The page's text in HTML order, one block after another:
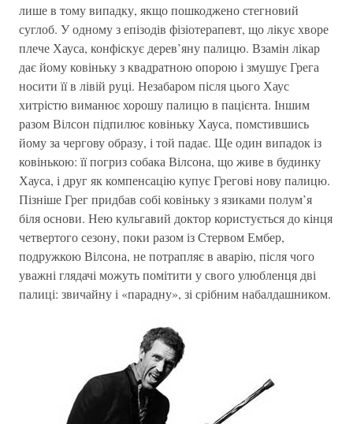
лише в тому випадку, якщо пошкоджено стегновий
суглоб. У одному з епізодів фізіотерапевт, що лікує хворе
плече Хауса, конфіскує дерев’яну палицю. Взамін лікар
дає йому ковіньку з квадратною опорою і змушує Грега
носити її в лівій руці. Незабаром після цього Хаус
хитрістю виманює хорошу палицю в пацієнта. Іншим
разом Вілсон підпилює ковіньку Хауса, помстившись
йому за чергову образу, і той падає. Ще один випадок із
ковінькою: її погриз собака Вілсона, що живе в будинку
Хауса, і друг як компенсацію купує Грегові нову палицю.
Пізніше Грег придбав собі ковіньку з язиками полум’я
біля основи. Нею кульгавий доктор користується до кінця
четвертого сезону, поки разом із Стервом Ембер,
подружкою Вілсона, не потрапляє в аварію, після чого
уважні глядачі можуть помітити у свого улюбленця дві
палиці: звичайну і «парадну», зі срібним набалдашником.